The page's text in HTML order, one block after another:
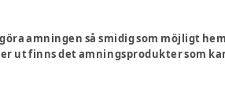
amningen så smidig som möjligt
ut finns det amningsprodukter som